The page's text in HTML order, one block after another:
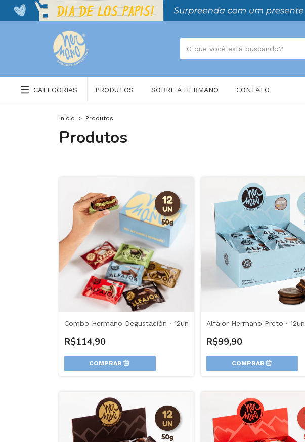
CATEGORIAS PRODUTOS SOBRE A HERMANO CONTATO
Início > Produtos
Produtos
Combo Hermano Degustación · 12un
R$114,90
Alfajor Hermano Preto · 12un
R$99,90